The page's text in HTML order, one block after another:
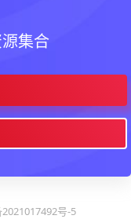
集合
号-5